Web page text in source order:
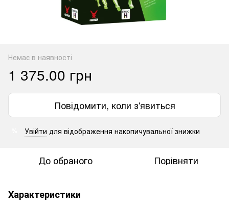
Немає в наявності
1 375.00 грн
Повідомити, коли з'явиться
Увійти для відображення накопичувальної знижки
До обраного Порівняти
Характеристики